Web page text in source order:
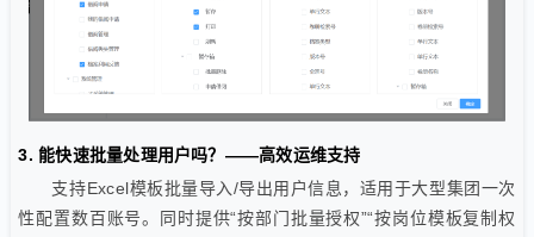
3. 能快速批量处理用户吗？——高效运维支持
支持Excel模板批量导入/导出用户信息，适用于大型集团一次
性配置数百账号。同时提供“按部门批量授权”“按岗位模板复制权